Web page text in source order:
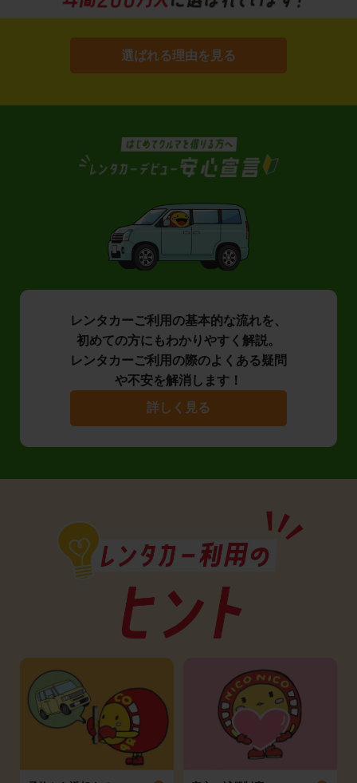
選ばれる理由を見る
レンタカーご利用の基本的な流れを、
初めての方にもわかりやすく解説。
レンタカーご利用の際のよくある疑問
や不安を解消します！
詳しく見る